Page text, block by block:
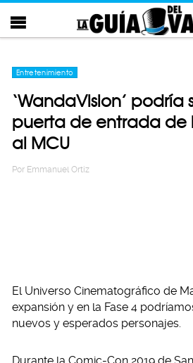
Entretenimiento
‘WandaVision’ podría
puerta de entrada de
al MCU
Por Emmanuel Ortiz
El Universo Cinematográfico de
expansión y en la Fase 4
nuevos y esperados personajes.